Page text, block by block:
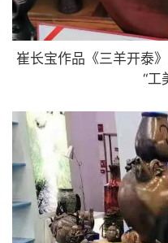
崔长宝作品《三羊开泰
“工